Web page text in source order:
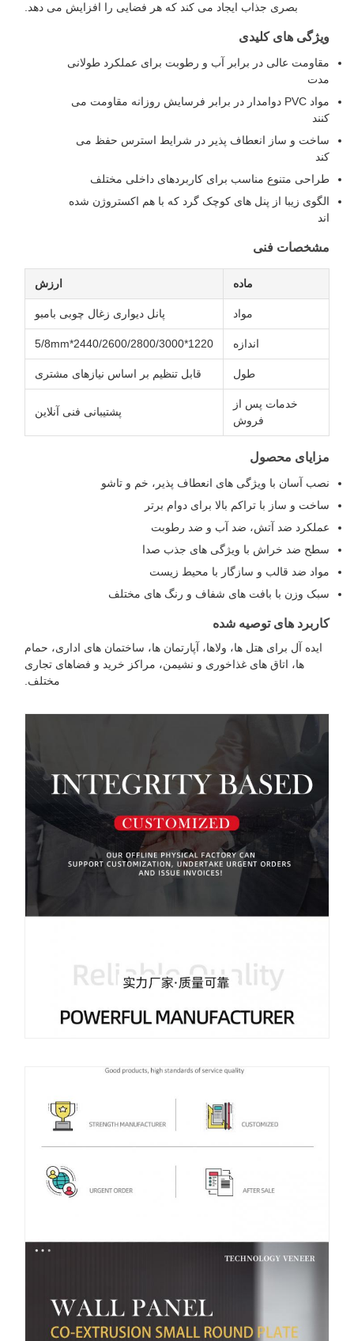
بصری جذاب ایجاد می کند که هر فضایی را افزایش می دهد.
ویژگی های کلیدی
مقاومت عالی در برابر آب و رطوبت برای عملکرد طولانی
مواد PVC دوامدار در برابر فرسایش روزانه مقاومت می
ساخت و ساز انعطاف پذیر در شرایط استرس حفظ می
طراحی متنوع مناسب برای کاربردهای داخلی مختلف
الگوی زیبا از پنل های کوچک گرد که با هم اکستروژن شده
مشخصات فنی
پانل دیواری زغال چوبی بامبو
1220*2440/2600/2800/3000*5/8mm
قابل تنظیم بر اساس نیازهای مشتری
خدمات پس از
فروش
پشتیبانی فنی آنلاین
مزایای محصول
نصب آسان با ویژگی های انعطاف پذیر، خم و تاشو
ساخت و ساز با تراکم بالا برای دوام برتر
عملکرد ضد آتش، ضد آب و ضد رطوبت
سطح ضد خراش با ویژگی های جذب صدا
مواد ضد قالب و سازگار با محیط زیست
سبک وزن با بافت های شفاف و رنگ های مختلف
کاربرد های توصیه شده
ایده آل برای هتل ها، ولاها، آپارتمان ها، ساختمان های اداری، حمام
ها، اتاق های غذاخوری و نشیمن، مراکز خرید و فضاهای تجاری
مختلف.